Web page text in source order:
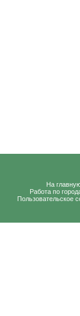
На
Работа по
Пользовательское